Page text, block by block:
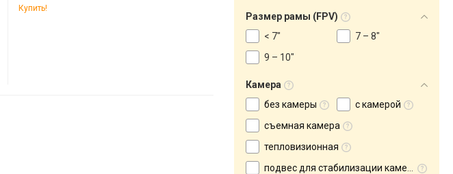
Купить!
Размер рамы (FPV)
< 7"
7 – 8"
9 – 10"
Камера
без камеры
с камерой
съемная камера
тепловизионная
подвес для стабилизации камеры